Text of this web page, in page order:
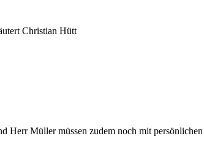
Christian Hütt
Herr Müller müssen zudem noch mit